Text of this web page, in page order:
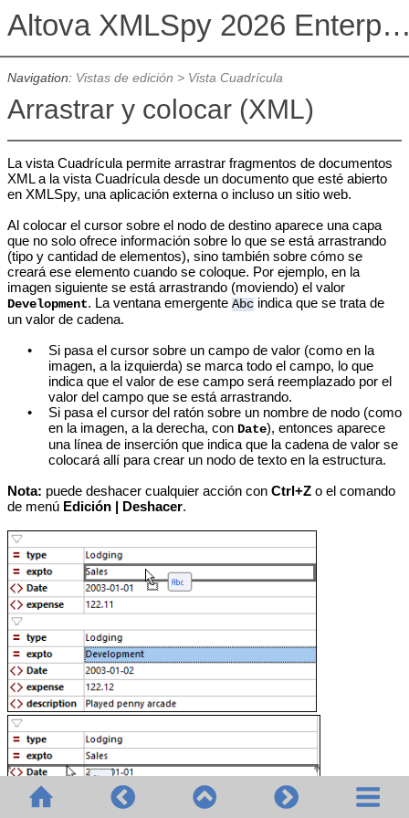
Altova XMLSpy 2026
Navigation: Vistas de edición > Vista Cuadrícula
Arrastrar y colocar (XML)
La vista Cuadrícula permite arrastrar fragmentos de documentos
XML a la vista Cuadrícula desde un documento que esté abierto
en XMLSpy, una aplicación externa o incluso un sitio web.
Al colocar el cursor sobre el nodo de destino aparece una capa
que no solo ofrece información sobre lo que se está arrastrando
(tipo y cantidad de elementos), sino también sobre cómo se
creará ese elemento cuando se coloque. Por ejemplo, en la
imagen siguiente se está arrastrando (moviendo) el valor
Development. La ventana emergente Abcindica que se trata de
un valor de cadena.
•
Si pasa el cursor sobre un campo de valor (como en la
imagen, a la izquierda) se marca todo el campo, lo que
indica que el valor de ese campo será reemplazado por el
valor del campo que se está arrastrando.
•
Si pasa el cursor del ratón sobre un nombre de nodo (como
en la imagen, a la derecha, con Date), entonces aparece
una línea de inserción que indica que la cadena de valor se
colocará allí para crear un nodo de texto en la estructura.
Nota: puede deshacer cualquier acción con Ctrl+Zo el comando
de menú Edición | Deshacer.